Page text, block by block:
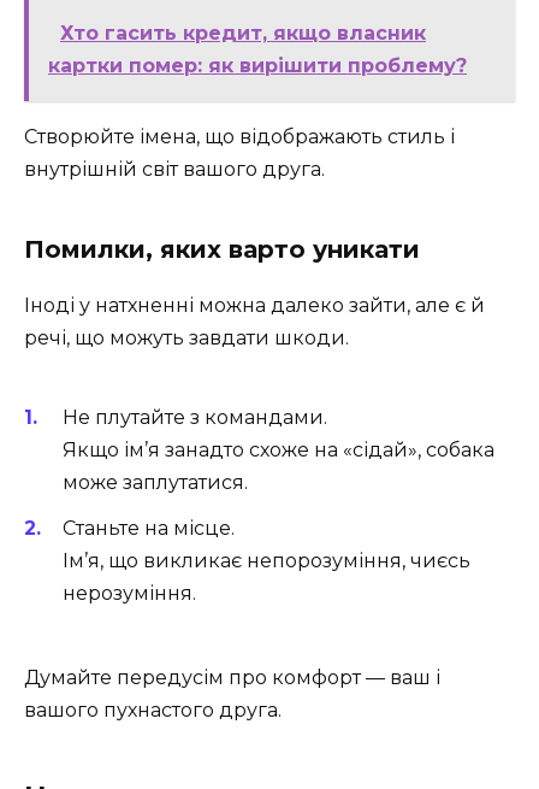
Хто гасить кредит, якщо власник
картки помер: як вирішити проблему?
Створюйте імена, що відображають стиль і
внутрішній світ вашого друга.
Помилки, яких варто уникати
Іноді у натхненні можна далеко зайти, але є й
речі, що можуть завдати шкоди.
Не плутайте з командами.
Якщо ім’я занадто схоже на «сідай», собака
може заплутатися.
Станьте на місце.
Ім’я, що викликає непорозуміння, чиєсь
нерозуміння.
Думайте передусім про комфорт — ваш і
вашого пухнастого друга.